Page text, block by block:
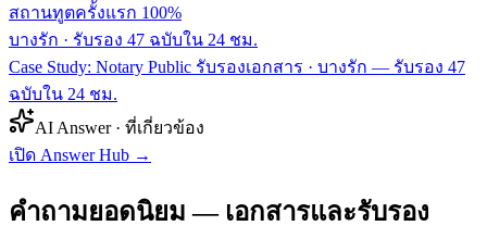
สถานทูตครั้งแรก 100%
บางรัก · รับรอง 47 ฉบับใน 24 ชม.
Case Study: Notary Public รับรองเอกสาร · บางรัก — รับรอง 47
ฉบับใน 24 ชม.
AI Answer · ที่เกี่ยวข้อง
เปิด Answer Hub →
คำถามยอดนิยม — เอกสารและรับรอง